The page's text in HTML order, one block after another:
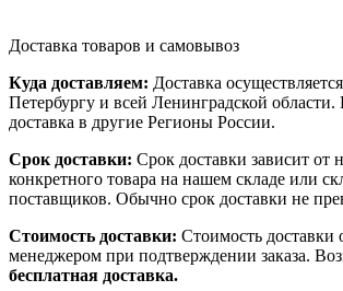
Доставка товаров и самовывоз
Куда доставляем: Доставка
Петербургу и всей Ленинградской
доставка в другие Регионы России.
Срок доставки: Срок доставки зависит от
конкретного товара на нашем складе или
поставщиков. Обычно срок доставки не
Стоимость доставки: Стоимость доставки
менеджером при подтверждении заказа.
бесплатная доставка.